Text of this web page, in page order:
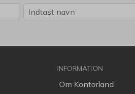
INFORMATION
Om Kontorland